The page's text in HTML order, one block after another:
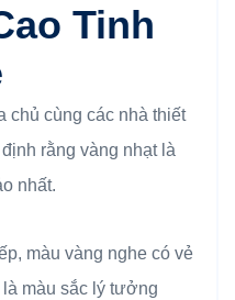
Tinh
chủ cùng các nhà thiết
rằng vàng nhạt là
nhất.
màu vàng nghe có vẻ
màu sắc lý tưởng